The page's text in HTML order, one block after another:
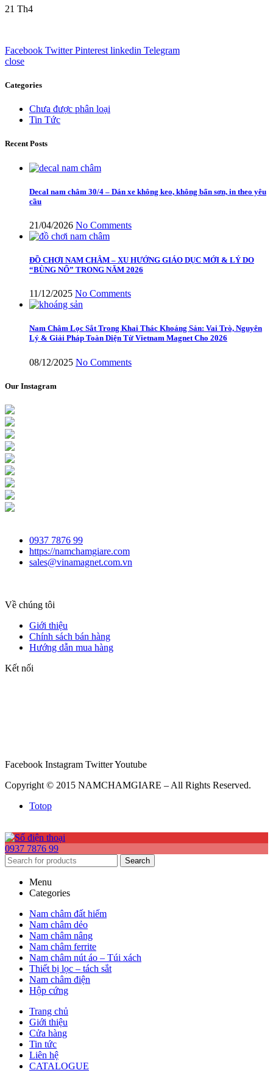
21 Th4
Facebook Twitter Pinterest linkedin Telegram
close
Categories
Chưa được phân loại
Tin Tức
Recent Posts
Decal nam châm 30/4 – Dán xe không keo, không bẩn sơn, in theo yêu
cầu
21/04/2026 No Comments
ĐỒ CHƠI NAM CHÂM – XU HƯỚNG GIÁO DỤC MỚI & LÝ DO
“BÙNG NỔ” TRONG NĂM 2026
11/12/2025 No Comments
Nam Châm Lọc Sắt Trong Khai Thác Khoáng Sản: Vai Trò, Nguyên
Lý & Giải Pháp Toàn Diện Từ Vietnam Magnet Cho 2026
08/12/2025 No Comments
Our Instagram
0937 7876 99
https://namchamgiare.com
sales@vinamagnet.com.vn
Về chúng tôi
Giới thiệu
Chính sách bán hàng
Hướng dẫn mua hàng
Kết nối
Facebook Instagram TwitterYoutube
Copyright © 2015 NAMCHAMGIARE – All Rights Reserved.
Totop
0937 7876 99
Search
Menu
Categories
Nam châm đất hiếm
Nam châm dẻo
Nam châm nâng
Nam châm ferrite
Nam châm nút áo – Túi xách
Thiết bị lọc – tách sắt
Nam châm điện
Hộp cứng
Trang chủ
Giới thiệu
Cửa hàng
Tin tức
Liên hệ
CATALOGUE